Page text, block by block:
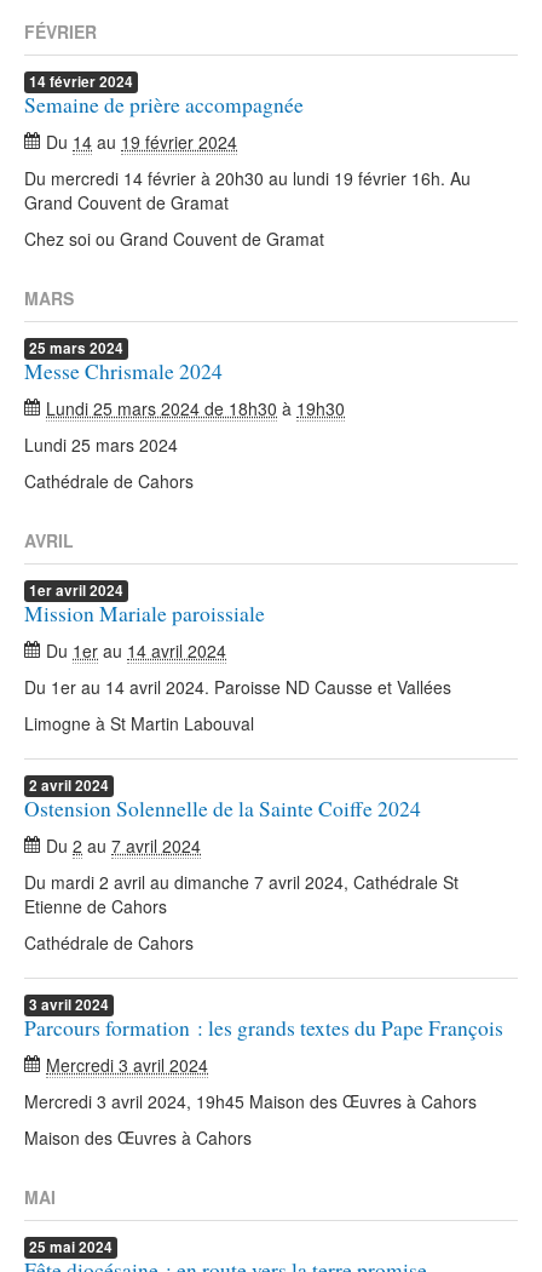
FÉVRIER
14février2024
Semaine de prière accompagnée
Du 14 au 19 février 2024
Du mercredi 14 février à 20h30 au lundi 19 février 16h. Au
Grand Couvent de Gramat
Chez soi ou Grand Couvent de Gramat
MARS
25 mars 2024
Messe Chrismale 2024
Lundi 25 mars 2024 de 18h30 à 19h30
Lundi 25 mars 2024
Cathédrale de Cahors
AVRIL
1eravril2024
Mission Mariale paroissiale
Du 1er au 14 avril 2024
Du 1er au 14 avril 2024. Paroisse ND Causse et Vallées
Limogne à St Martin Labouval
2 avril2024
Ostension Solennelle de la Sainte Coiffe 2024
Du 2 au 7 avril 2024
Du mardi 2 avril au dimanche 7 avril 2024, Cathédrale St
Etienne de Cahors
Cathédrale de Cahors
3 avril2024
Parcours formation : les grands textes du Pape François
Mercredi 3 avril 2024
Mercredi 3 avril 2024, 19h45 Maison des Œuvres à Cahors
Maison des Œuvres à Cahors
MAI
25 mai2024